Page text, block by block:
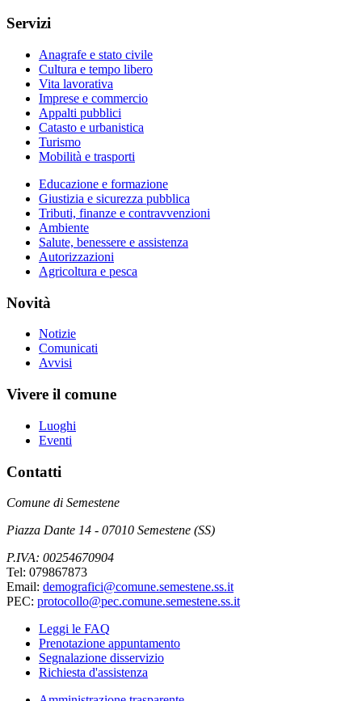
Servizi
Anagrafe e stato civile
Cultura e tempo libero
Vita lavorativa
Imprese e commercio
Appalti pubblici
Catasto e urbanistica
Turismo
Mobilità e trasporti
Educazione e formazione
Giustizia e sicurezza pubblica
Tributi, finanze e contravvenzioni
Ambiente
Salute, benessere e assistenza
Autorizzazioni
Agricoltura e pesca
Novità
Notizie
Comunicati
Avvisi
Vivere il comune
Luoghi
Eventi
Contatti
Comune di Semestene
Piazza Dante 14 - 07010 Semestene (SS)
P.IVA: 00254670904
Tel: 079867873
Email: demografici@comune.semestene.ss.it
PEC: protocollo@pec.comune.semestene.ss.it
Leggi le FAQ
Prenotazione appuntamento
Segnalazione disservizio
Richiesta d'assistenza